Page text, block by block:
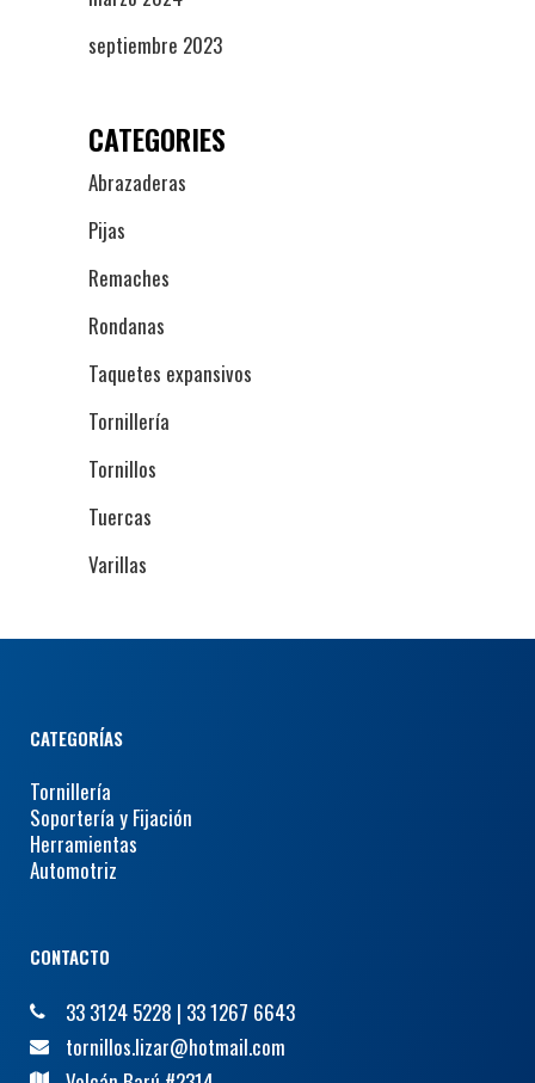
septiembre 2023
CATEGORIES
Abrazaderas
Pijas
Remaches
Rondanas
Taquetes expansivos
Tornillería
Tornillos
Tuercas
Varillas
CATEGORÍAS
Tornillería
Soportería y Fijación
Herramientas
Automotriz
CONTACTO
33 3124 5228 | 33 1267 6643
tornillos.lizar@hotmail.com